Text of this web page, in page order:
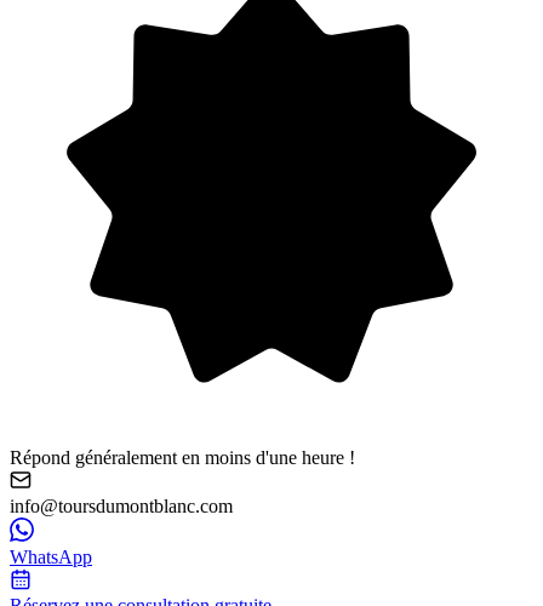
Répond généralement en moins d'une heure !
info@toursdumontblanc.com
WhatsApp